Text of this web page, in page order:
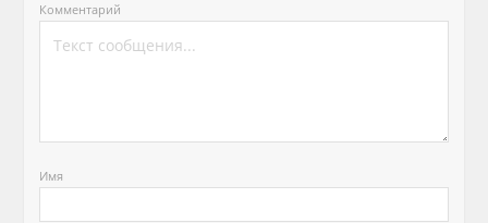
Комментарий
Имя